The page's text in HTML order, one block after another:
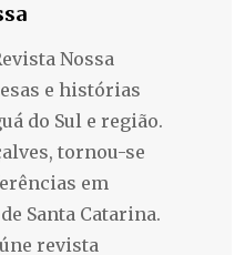
Nossa
e histórias
do Sul e região.
tornou-se
em
Santa Catarina.
revista